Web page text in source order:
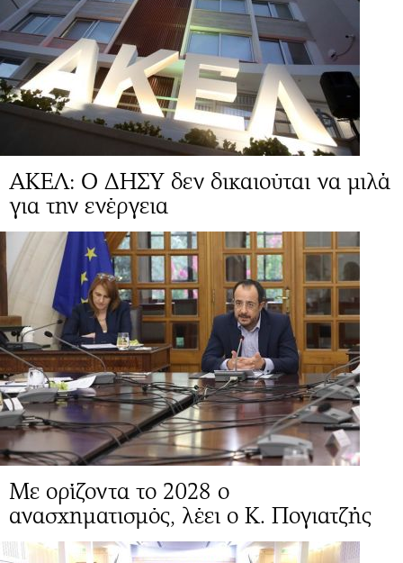
ΑΚΕΛ: Ο ΔΗΣΥ δεν δικαιούται να μιλά
για την ενέργεια
Mε ορίζοντα το 2028 ο
ανασχηματισμός, λέει ο Κ. Πογιατζής